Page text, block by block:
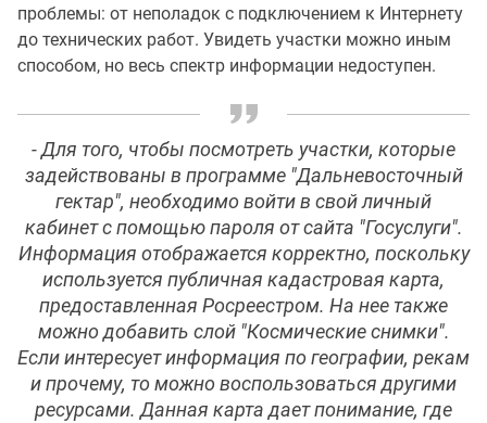
проблемы: от неполадок с подключением к Интернету
до технических работ. Увидеть участки можно иным
способом, но весь спектр информации недоступен.
- Для того, чтобы посмотреть участки, которые
задействованы в программе "Дальневосточный
гектар", необходимо войти в свой личный
кабинет с помощью пароля от сайта "Госуслуги".
Информация отображается корректно, поскольку
используется публичная кадастровая карта,
предоставленная Росреестром. На нее также
можно добавить слой "Космические снимки".
Если интересует информация по географии, рекам
и прочему, то можно воспользоваться другими
ресурсами. Данная карта дает понимание, где